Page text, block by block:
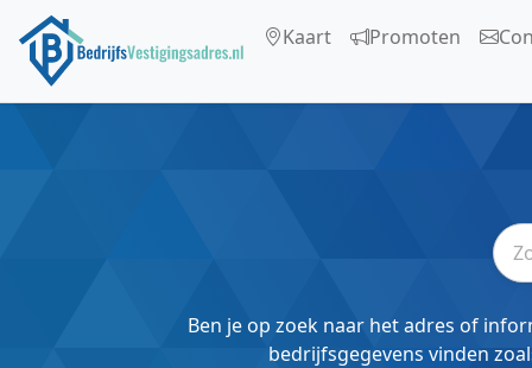
Kaart Promoten
Ben je op zoek naar het adres of
bedrijfsgegevens vinden